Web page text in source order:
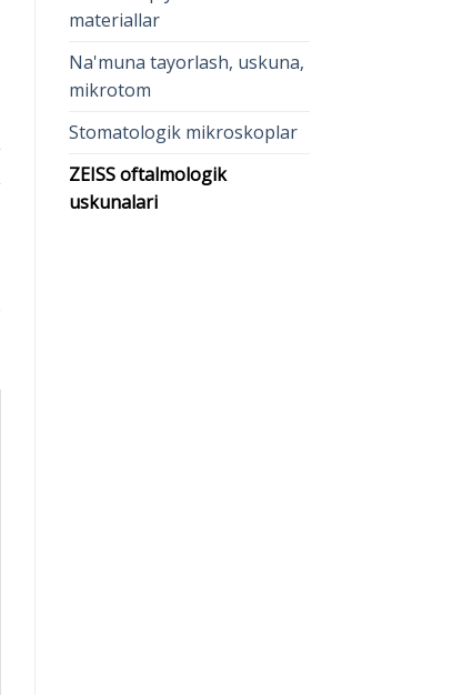
materiallar
Na'muna tayorlash, uskuna,
mikrotom
Stomatologik mikroskoplar
ZEISS oftalmologik
uskunalari